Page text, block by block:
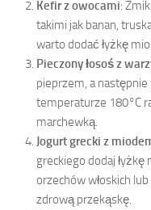
Kefir z owocami:
takimi jak banan,
warto dodać łyżkę
Pieczony łosoś z
pieprzem, a
temperaturze 180°C
marchewką.
Jogurt grecki z
greckiego dodaj
orzechów włoskich
zdrową przekąskę.